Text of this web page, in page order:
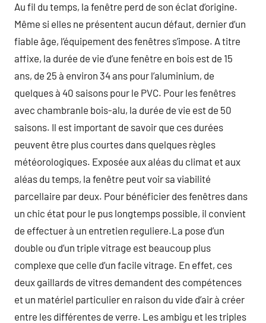
Au fil du temps, la fenêtre perd de son éclat d’origine.
Même si elles ne présentent aucun défaut, dernier d’un
fiable âge, l’équipement des fenêtres s’impose. A titre
affixe, la durée de vie d’une fenêtre en bois est de 15
ans, de 25 à environ 34 ans pour l’aluminium, de
quelques à 40 saisons pour le PVC. Pour les fenêtres
avec chambranle bois-alu, la durée de vie est de 50
saisons. Il est important de savoir que ces durées
peuvent être plus courtes dans quelques règles
météorologiques. Exposée aux aléas du climat et aux
aléas du temps, la fenêtre peut voir sa viabilité
parcellaire par deux. Pour bénéficier des fenêtres dans
un chic état pour le pus longtemps possible, il convient
de effectuer à un entretien reguliere.La pose d’un
double ou d’un triple vitrage est beaucoup plus
complexe que celle d’un facile vitrage. En effet, ces
deux gaillards de vitres demandent des compétences
et un matériel particulier en raison du vide d’air à créer
entre les différentes de verre. Les ambigu et les triples